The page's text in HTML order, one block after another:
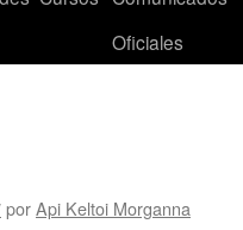
Oficiales
porApi Keltoi Morganna